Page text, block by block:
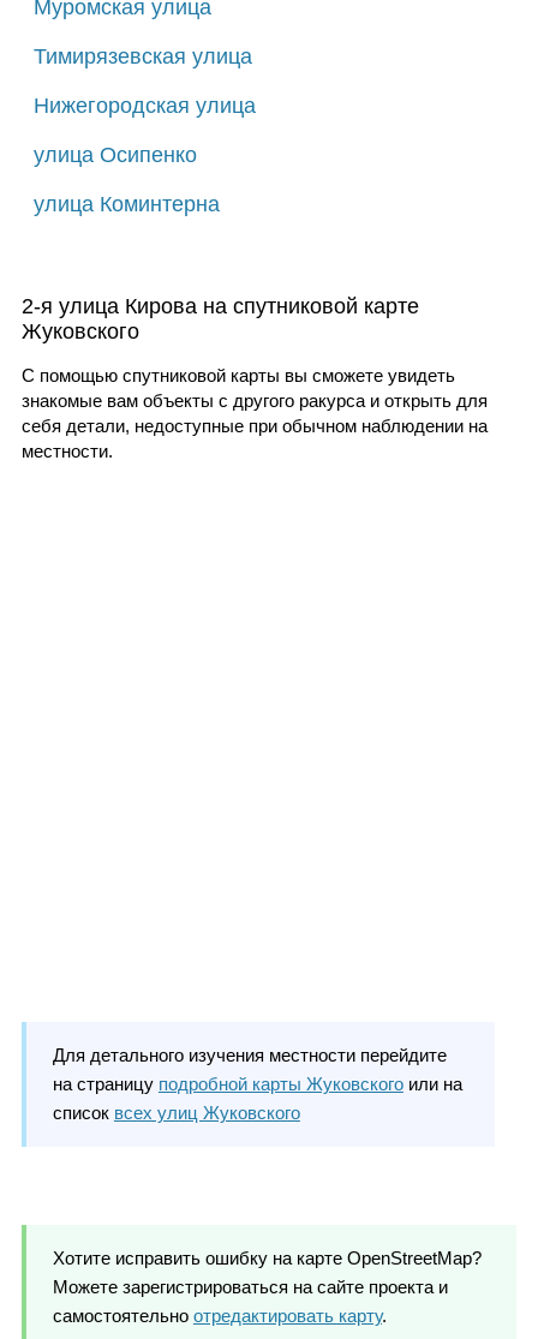
Муромская улица
Тимирязевская улица
Нижегородская улица
улица Осипенко
улица Коминтерна
2-я улица Кирова на спутниковой карте
Жуковского
С помощью спутниковой карты вы сможете увидеть
знакомые вам объекты с другого ракурса и открыть для
себя детали, недоступные при обычном наблюдении на
местности.
Для детального изучения местности перейдите
на страницу подробной карты Жуковскогоили на
список всех улиц Жуковского
Хотите исправить ошибку на карте OpenStreetMap?
Можете зарегистрироваться на сайте проекта и
самостоятельно отредактировать карту.